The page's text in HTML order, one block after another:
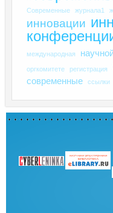
Современные
журнала1
инновации
международная
оргкомитете регистрация
современные ссылки